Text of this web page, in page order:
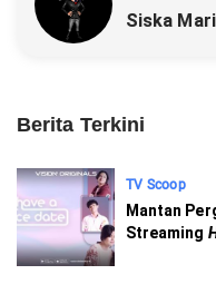
Siska
Berita Terkini
TV Scoop
Mantan
Streaming